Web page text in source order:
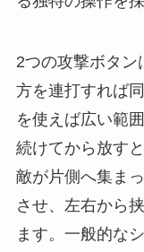
2つの攻撃ボタ
方を連打すれば
を使えば広い範
続けてから放す
敵が片側へ集ま
させ、左右から
ます。一般的な